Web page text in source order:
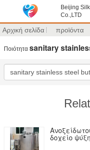
Beijing
Co.,LTD
Αρχική σελίδα προϊόντα
Ποιότητα sanitary
δοχείο